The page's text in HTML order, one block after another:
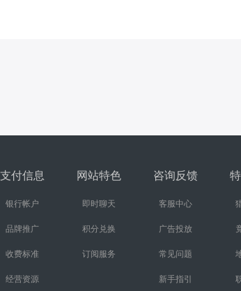
支付信息
银行帐户
品牌推广
收费标准
经营资源
网站特色
即时聊天
积分兑换
订阅服务
咨询反馈
客服中心
广告投放
常见问题
新手指引